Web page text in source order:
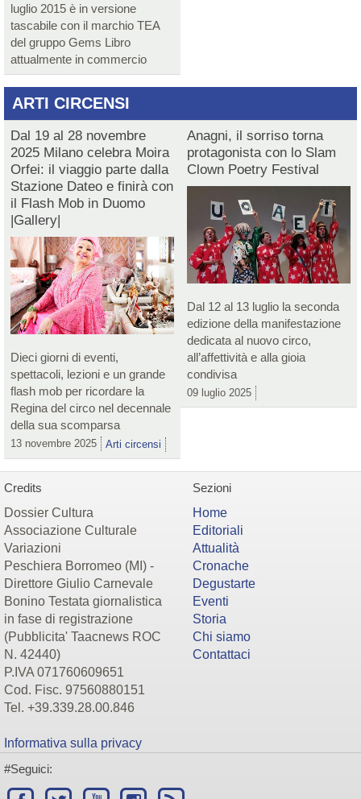
luglio 2015 è in versione
tascabile con il marchio TEA
del gruppo Gems Libro
attualmente in commercio
ARTI CIRCENSI
Dal 19 al 28 novembre
2025 Milano celebra Moira
Orfei: il viaggio parte dalla
Stazione Dateo e finirà con
il Flash Mob in Duomo
|Gallery|
Dieci giorni di eventi,
spettacoli, lezioni e un grande
flash mob per ricordare la
Regina del circo nel decennale
della sua scomparsa
13 novembre 2025 Arti circensi
Anagni, il sorriso torna
protagonista con lo Slam
Clown Poetry Festival
Dal 12 al 13 luglio la seconda
edizione della manifestazione
dedicata al nuovo circo,
all’affettività e alla gioia
condivisa
09 luglio 2025
Credits
Dossier Cultura
Associazione Culturale
Variazioni
Peschiera Borromeo (MI) -
Direttore Giulio Carnevale
Bonino Testata giornalistica
in fase di registrazione
(Pubblicita' Taacnews ROC
N. 42440)
P.IVA 071760609651
Cod. Fisc. 97560880151
Tel. +39.339.28.00.846
Informativa sulla privacy
Sezioni
Home
Editoriali
Attualità
Cronache
Degustarte
Eventi
Storia
Chi siamo
Contattaci
#Seguici: